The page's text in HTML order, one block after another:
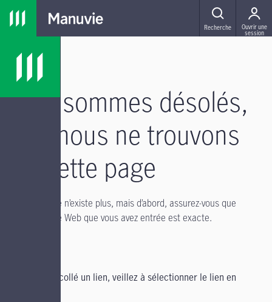
Passer à la navigation principale
Passer au contenu principal
Passer au pied de page
MENU
Recherche Ouvrir une
session
Nous sommes désolés,
mais nous ne trouvons
pas cette page
Il se peut qu’elle n’existe plus, mais d’abord, assurez-vous que
l’adresse du site Web que vous avez entrée est exacte.
copié et collé un lien, veillez à sélectionner le lien en